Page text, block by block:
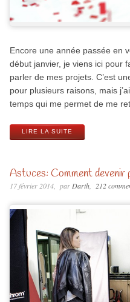
Encore une année passée en
début janvier, je viens ici pour
parler de mes projets. C’est
pour plusieurs raisons, mais
temps qui me permet de me
LIRE LA SUITE
Astuces: Comment
17 février 2014 parDarth 212